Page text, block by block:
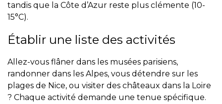
tandis que la Côte d’Azur reste plus clémente (10-
15°C).
Établir une liste des activités
Allez-vous flâner dans les musées parisiens,
randonner dans les Alpes, vous détendre sur les
plages de Nice, ou visiter des châteaux dans la Loire
? Chaque activité demande une tenue spécifique.